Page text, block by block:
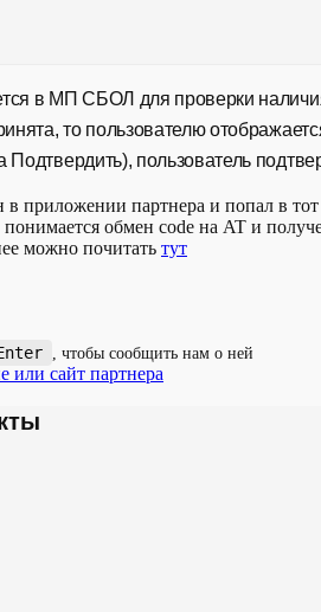
в МП СБОЛ для проверки
то пользователю
пользователь
в приложении партнера и попал в
обмен code на AT и
можно почитать тут
, чтобы сообщить нам о ней
сайт партнера